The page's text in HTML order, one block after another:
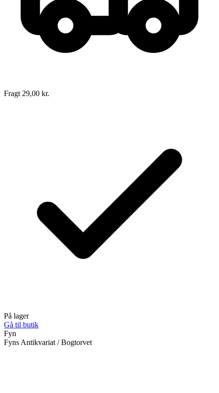
9788711131992
Forlag:
Scandinavian Film Group Sesam
11. maj 1999
Fragt 29,00 kr.
På lager
Gå til butik
Fyn
Fyns Antikvariat / Bogtorvet